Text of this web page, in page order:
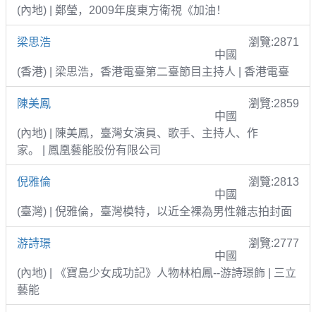
(內地) | 鄭瑩，2009年度東方衛視《加油！
梁思浩
瀏覽:2871
中國
(香港) | 梁思浩，香港電臺第二臺節目主持人 | 香港電臺
陳美鳳
瀏覽:2859
中國
(內地) | 陳美鳳，臺灣女演員、歌手、主持人、作
家。 | 鳳凰藝能股份有限公司
倪雅倫
瀏覽:2813
中國
(臺灣) | 倪雅倫，臺灣模特，以近全裸為男性雜志拍封面
游詩璟
瀏覽:2777
中國
(內地) | 《寶島少女成功記》人物林柏鳳--游詩璟飾 | 三立
藝能